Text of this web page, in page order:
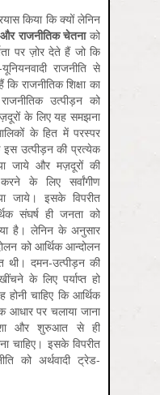
किया कि क्यों लेनिन
औरराजनीतिकचेतनाको
पर ज़ोर देते हैं जो कि
राजनीति से
राजनीतिक शिक्षा का
उत्पीड़न को
के लिए यह समझना
के हित में परस्पर
उत्पीड़न की प्रत्येक
जाये और मज़दूरों की
के लिए सर्वांगीण
जाये। इसके विपरीत
संघर्ष ही जनता को
है। लेनिन के अनुसार
को आर्थिक आन्दोलन
थी। दमन-उत्पीड़न की
के लिए पर्याप्त हो
चाहिए कि आर्थिक
आधार पर चलाया जाना
और शुरुआत से ही
चाहिए। इसके विपरीत
को अर्थवादी ट्रेड-